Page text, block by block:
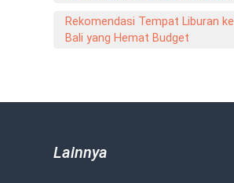
Rekomendasi Tempat Liburan ke
Bali yang Hemat Budget
Lainnya